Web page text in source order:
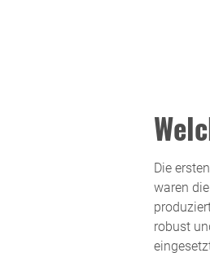
Die
waren
robust